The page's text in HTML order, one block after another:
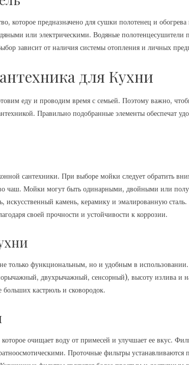
которое предназначено для сушки полотенец и
или электрическими. Водяные полотенцесушители
зависит от наличия системы отопления и личных
для Кухни
еду и проводим время с семьей. Поэтому важно,
Правильно подобранные элементы обеспечат
сантехники. При выборе мойки следует обратить
чаш. Мойки могут быть одинарными, двойными или
искусственный камень, керамику и эмалированную
своей прочности и устойчивости к коррозии.
только функциональным, но и удобным в
двухрычажный, сенсорный), высоту излива и
кастрюль и сковородок.
очищает воду от примесей и улучшает ее вкус.
Проточные фильтры устанавливаются